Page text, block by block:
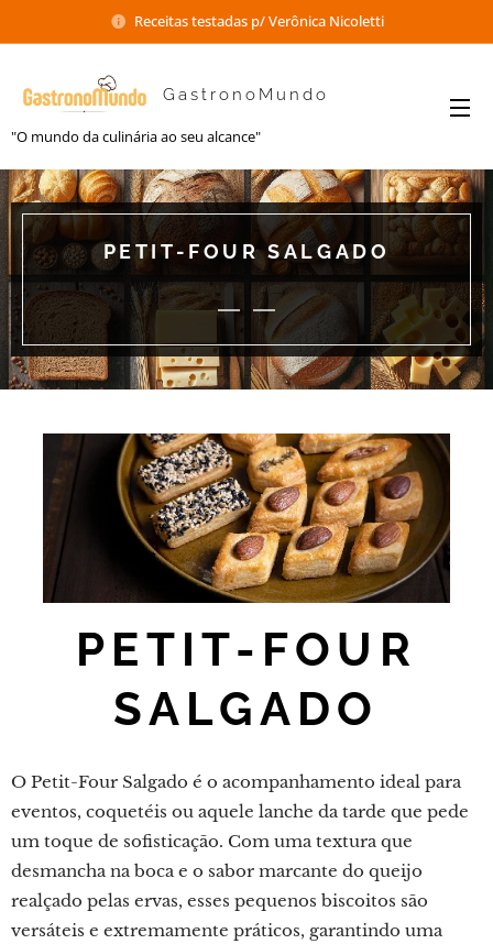
Receitas testadas p/ Verônica Nicoletti
GastronoMundo
"O mundo da culinária ao seu alcance"
PETIT-FOUR SALGADO
PETIT-FOUR
SALGADO
O Petit-Four Salgado é o acompanhamento ideal para
eventos, coquetéis ou aquele lanche da tarde que pede
um toque de sofisticação. Com uma textura que
desmancha na boca e o sabor marcante do queijo
realçado pelas ervas, esses pequenos biscoitos são
versáteis e extremamente práticos, garantindo uma